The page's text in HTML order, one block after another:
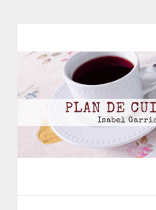
contenido